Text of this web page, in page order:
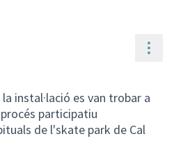
instal·lació es van trobar a
participatiu
de l'skate park de Cal